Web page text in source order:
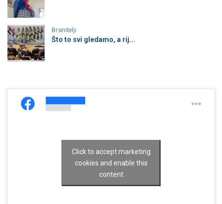
Branitelji
Što to svi gledamo, a rij...
Click to accept marketing
cookies and enable this
content